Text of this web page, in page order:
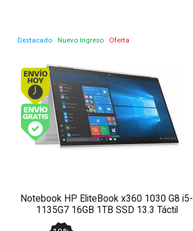
Destacado Nuevo Ingreso Oferta
Envío hoy. Comprando antes de 13Hs.
Envío gratis (Ver Envíos y Pagos)
Notebook HP EliteBook x360 1030 G8 i5-
1135G7 16GB 1TB SSD 13.3 Táctil